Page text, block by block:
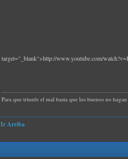
target="_blank">http://www.youtube.com/
Para que triunfe el mal basta que los buenos no
Ir Arriba